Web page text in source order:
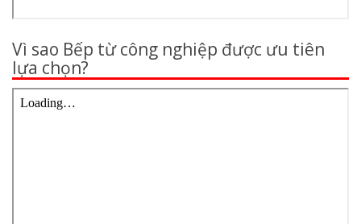
Vì sao Bếp từ công nghiệp được ưu tiên
lựa chọn?